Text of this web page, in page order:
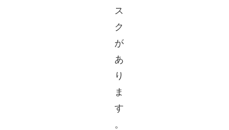
ス
ク
が
あ
り
ま
す
。